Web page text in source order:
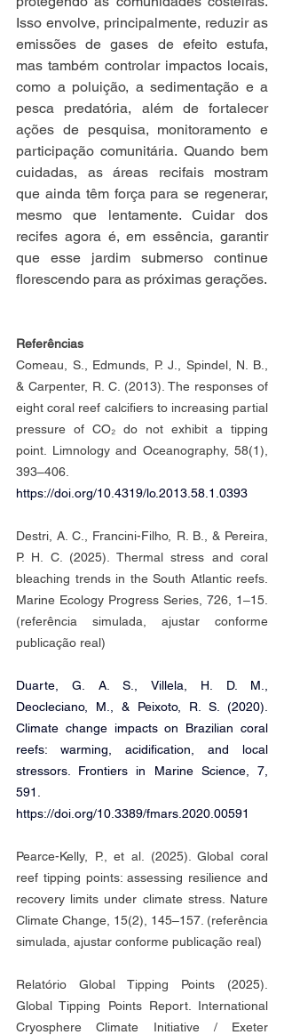
Isso envolve, principalmente, reduzir as
emissões de gases de efeito estufa,
mas também controlar impactos locais,
como a poluição, a sedimentação e a
pesca predatória, além de fortalecer
ações de pesquisa, monitoramento e
participação comunitária. Quando bem
cuidadas, as áreas recifais mostram
que ainda têm força para se regenerar,
mesmo que lentamente. Cuidar dos
recifes agora é, em essência, garantir
que esse jardim submerso continue
florescendo para as próximas gerações.
Referências
Comeau, S., Edmunds, P. J., Spindel, N. B.,
& Carpenter, R. C. (2013). The responses of
eight coral reef calcifiers to increasing partial
pressure of CO₂ do not exhibit a tipping
point. Limnology and Oceanography, 58(1),
393–406.
https://doi.org/10.4319/lo.2013.58.1.0393
Destri, A. C., Francini-Filho, R. B., & Pereira,
P. H. C. (2025). Thermal stress and coral
bleaching trends in the South Atlantic reefs.
Marine Ecology Progress Series, 726, 1–15.
(referência simulada, ajustar conforme
publicação real)
Duarte, G. A. S., Villela, H. D. M.,
Deocleciano, M., & Peixoto, R. S. (2020).
Climate change impacts on Brazilian coral
reefs: warming, acidification, and local
stressors. Frontiers in Marine Science, 7,
591.
https://doi.org/10.3389/fmars.2020.00591
Pearce-Kelly, P., et al. (2025). Global coral
reef tipping points: assessing resilience and
recovery limits under climate stress. Nature
Climate Change, 15(2), 145–157. (referência
simulada, ajustar conforme publicação real)
Relatório Global Tipping Points (2025).
Global Tipping Points Report. International
Cryosphere Climate Initiative / Exeter